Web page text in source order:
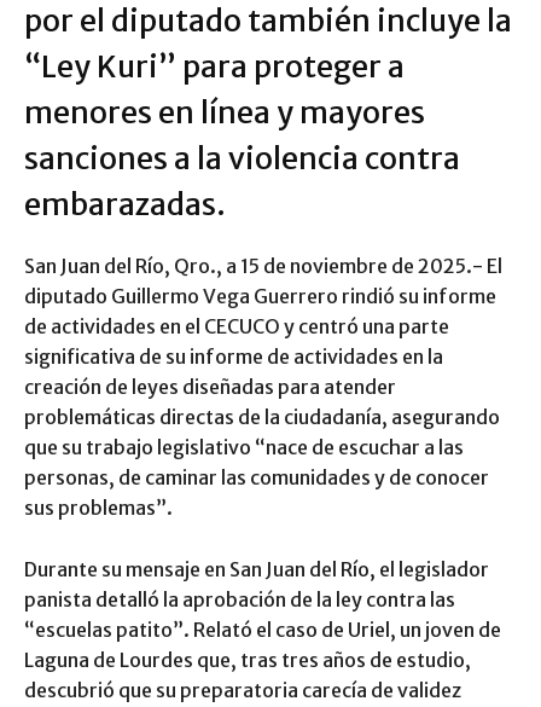
por el diputado también incluye la
“Ley Kuri” para proteger a
menores en línea y mayores
sanciones a la violencia contra
embarazadas.
San Juan del Río, Qro., a 15 de noviembre de 2025.- El
diputado Guillermo Vega Guerrero rindió su informe
de actividades en el CECUCO y centró una parte
significativa de su informe de actividades en la
creación de leyes diseñadas para atender
problemáticas directas de la ciudadanía, asegurando
que su trabajo legislativo “nace de escuchar a las
personas, de caminar las comunidades y de conocer
sus problemas”.
Durante su mensaje en San Juan del Río, el legislador
panista detalló la aprobación de la ley contra las
“escuelas patito”. Relató el caso de Uriel, un joven de
Laguna de Lourdes que, tras tres años de estudio,
descubrió que su preparatoria carecía de validez